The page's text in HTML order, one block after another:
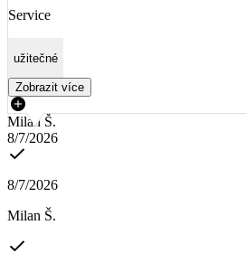
Service
užitečné
Zobrazit více
Milan Š.
8/7/2026
8/7/2026
Milan Š.